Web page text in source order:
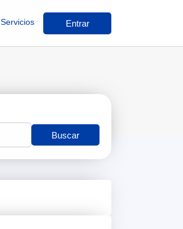
Servicios Entrar
Buscar